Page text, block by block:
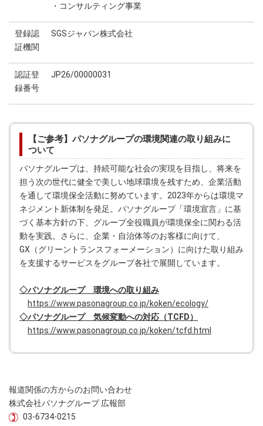
・コンサルティング事業
登録認
証機関
SGSジャパン株式会社
認証登
録番号
JP26/00000031
【ご参考】パソナグループの環境関連の取り組みに
ついて
パソナグループは、持続可能な社会の実現を目指し、将来を
担う次の世代に健全で美しい地球環境を残すため、企業活動
を通して環境保全活動に努めています。2023年からは環境マ
ネジメント新体制を発足。パソナグループ「環境宣言」に基
づく基本方針の下、グループ全役職員が環境保全に関わる活
動を実践。さらに、企業・自治体等のお客様に向けて、
GX（グリーントランスフォーメーション）に向けた取り組み
を支援するサービスをグループ各社で展開しています。
◇パソナグループ 環境への取り組み
https://www.pasonagroup.co.jp/koken/ecology/
◇パソナグループ 気候変動への対応（TCFD）
https://www.pasonagroup.co.jp/koken/tcfd.html
報道関係の方からのお問い合わせ
株式会社パソナグループ 広報部
03-6734-0215